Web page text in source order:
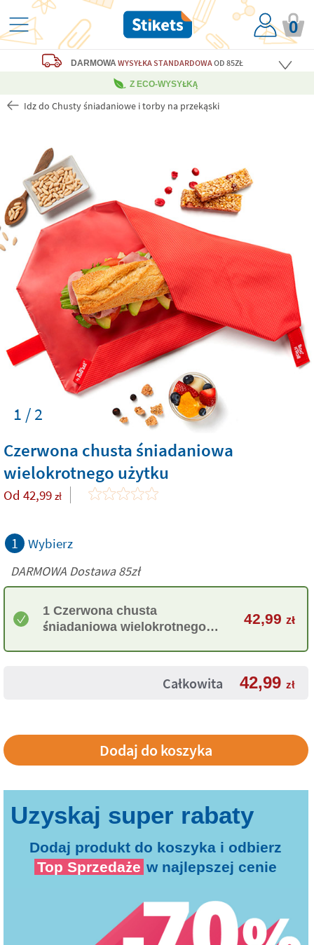
0
DARMOWA WYSYŁKA STANDARDOWAOD 85ZŁ
Z ECO-WYSYŁKĄ
Idz do Chusty śniadaniowe i torby na przekąski
1 / 2
Czerwona chusta śniadaniowa
wielokrotnego użytku
Od 42,99 zł
1 Wybierz
DARMOWA Dostawa 85zł
1 Czerwona chusta
śniadaniowa wielokrotnego
42,99 zł
Całkowita 42,99 zł
Dodaj produkt do koszyka i odbierz
Top Sprzedaże w najlepszej cenie